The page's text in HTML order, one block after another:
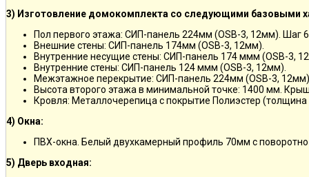
3) Изготовление домокомплекта со следующими базовыми
Пол первого этажа: СИП-панель 224мм (OSB-3, 12мм). Шаг
Внешние стены: СИП-панель 174мм (OSB-3, 12мм).
Внутренние несущие стены: СИП-панель 174 ммм (OSB-3,
Внутренние стены: СИП-панель 124 ммм (OSB-3, 12мм).
Межэтажное перекрытие: СИП-панель 224мм (OSB-3,
Высота второго этажа в минимальной точке: 1400 мм.
Кровля: Металлочерепица с покрытие Полиэстер
4) Окна:
ПВХ-окна. Белый двухкамерный профиль 70мм с
5) Дверь входная: